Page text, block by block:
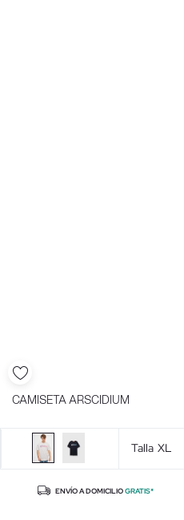
CAMISETA ARSCIDIUM
Talla XL
ENVÍO A DOMICILIOGRATIS*